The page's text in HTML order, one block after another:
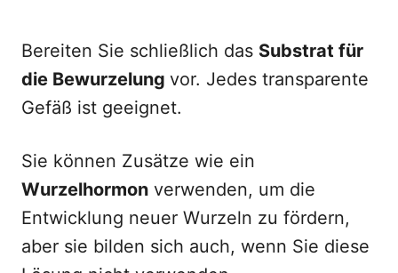
Bereiten Sie schließlich das Substrat für
die Bewurzelung vor. Jedes transparente
Gefäß ist geeignet.
Sie können Zusätze wie ein
Wurzelhormon verwenden, um die
Entwicklung neuer Wurzeln zu fördern,
aber sie bilden sich auch, wenn Sie diese